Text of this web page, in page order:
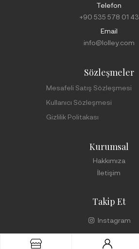
Telefon
+90 535 578 01 43
Email
info@lolley.com
Sözleşmeler
Mesafeli Satış Sözleşmesi
Kullanıcı Sözleşmesi
Gizlilik Politakası
Kurumsal
Hakkımıza
İletişim
Takip Et
Instagram